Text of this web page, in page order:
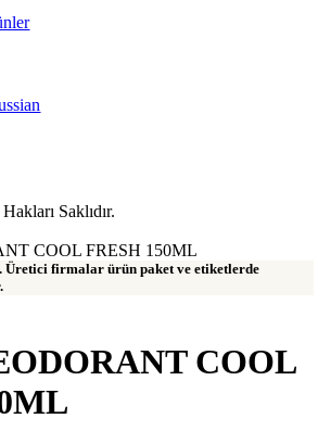
Saklıdır.
firmalar ürün paket ve etiketlerde
COOL